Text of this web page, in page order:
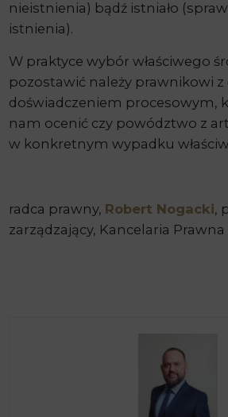
nieistnienia) bądź istniało
istnienia).
W praktyce wybór właściwego
pozostawić należy prawnikowi
doświadczeniem procesowym,
nam ocenić czy powództwo z
w konkretnym wypadku
radca prawny, Robert Nogacki,
zarządzający, Kancelaria